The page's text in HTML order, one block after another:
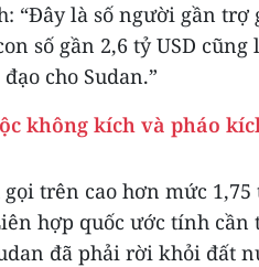
“Đây là số người gần
số gần 2,6 tỷ USD
cho Sudan.”
không kích và pháo
trên cao hơn mức
hợp quốc ước tính cần
đã phải rời khỏi đất